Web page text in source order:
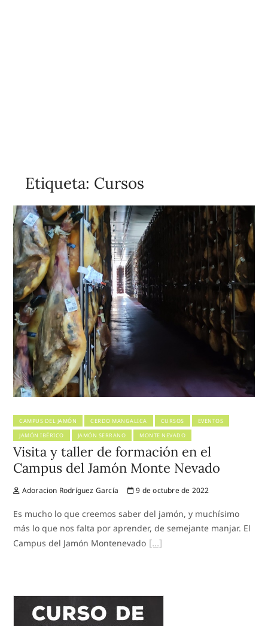
Etiqueta: Cursos
CAMPUS DEL JAMÓN CERDO MANGALICA CURSOS
EVENTOS
JAMÓN IBÉRICO
JAMÓN SERRANO MONTE NEVADO
Visita y taller de formación en el
Campus del Jamón Monte Nevado
Adoracion Rodríguez García 9 de octubre de 2022
Es mucho lo que creemos saber del jamón, y muchísimo
más lo que nos falta por aprender, de semejante manjar. El
Campus del Jamón Montenevado